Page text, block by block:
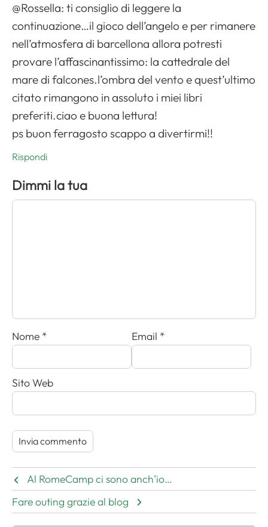
@Rossella: ti consiglio di leggere la
continuazione…il gioco dell’angelo e per rimanere
nell’atmosfera di barcellona allora potresti
provare l’affascinantissimo: la cattedrale del
mare di falcones.l’ombra del vento e quest’ultimo
citato rimangono in assoluto i miei libri
preferiti.ciao e buona lettura!
ps buon ferragosto scappo a divertirmi!!
Rispondi
Dimmi la tua
Nome * Email *
Sito Web
Al RomeCamp ci sono anch’io…
Fare outing grazie al blog